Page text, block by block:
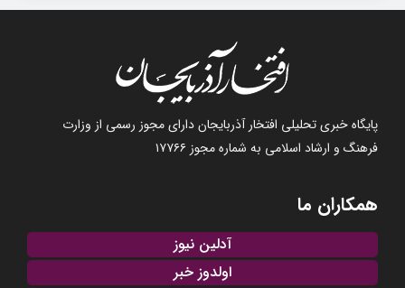
پایگاه خبری تحلیلی افتخار آذربایجان دارای مجوز رسمی از وزارت
فرهنگ و ارشاد اسلامی به شماره مجوز ۱۷۷۶۶
همکاران ما
آدلین نیوز
اولدوز خبر